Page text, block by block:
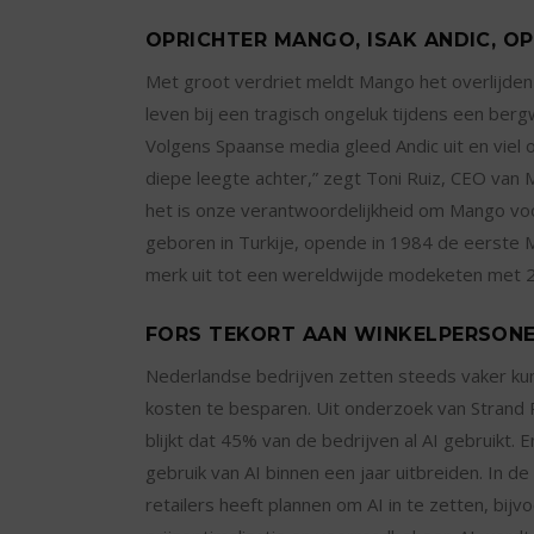
OPRICHTER MANGO, ISAK ANDIC,
Met groot verdriet meldt Mango het
leven bij een tragisch ongeluk tijdens een
Volgens Spaanse media gleed Andic uit en
diepe leegte achter,” zegt Toni Ruiz, CEO van
het is onze verantwoordelijkheid om Mango
geboren in Turkije, opende in 1984 de eerste
merk uit tot een wereldwijde modeketen met
FORS TEKORT AAN
Nederlandse bedrijven zetten steeds vaker
kosten te besparen. Uit onderzoek van Strand
blijkt dat 45% van de bedrijven al AI gebruikt.
gebruik van AI binnen een jaar uitbreiden. In
retailers heeft plannen om AI in te zetten,